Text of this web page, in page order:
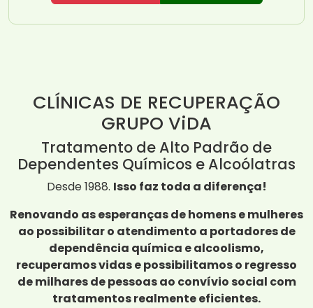
CLÍNICAS DE RECUPERAÇÃO
GRUPO ViDA
Tratamento de Alto Padrão de
Dependentes Químicos e Alcoólatras
Desde 1988. Isso faz toda a diferença!
Renovando as esperanças de homens e mulheres
ao possibilitar o atendimento a portadores de
dependência química e alcoolismo,
recuperamos vidas e possibilitamos o regresso
de milhares de pessoas ao convívio social com
tratamentos realmente eficientes.